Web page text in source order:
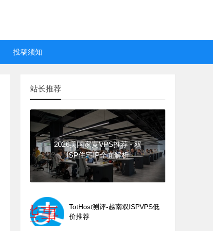
投稿须知
站长推荐
2026美国家宽VPS推荐 - 双
ISP住宅IP全面解析
TotHost测评-越南双ISPVPS低
价推荐